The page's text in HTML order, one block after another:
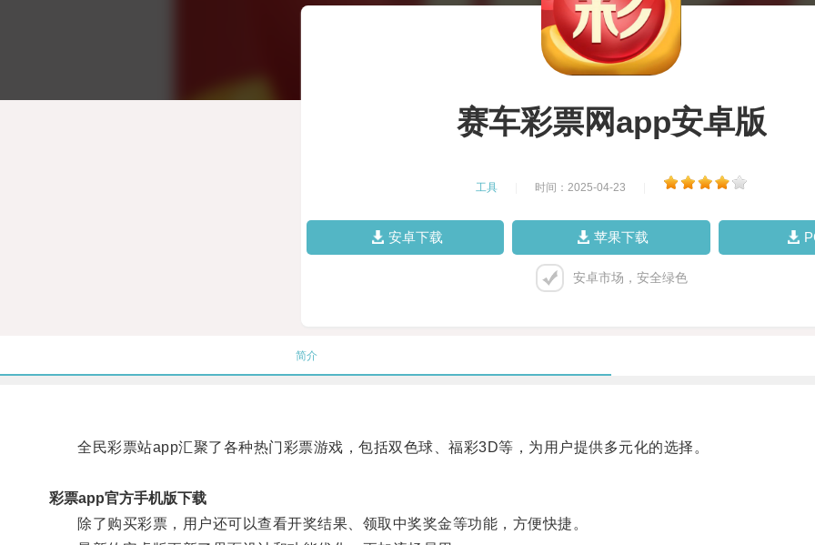
赛车彩票网app安卓版
工具 时间：2025-04-23
安卓下载 苹果下载
安卓市场，安全绿色
简介
全民彩票站app汇聚了各种热门彩票游戏，包括双色球、福彩3D等，为用户提供多元化的选择。
彩票app官方手机版下载
除了购买彩票，用户还可以查看开奖结果、领取中奖奖金等功能，方便快捷。